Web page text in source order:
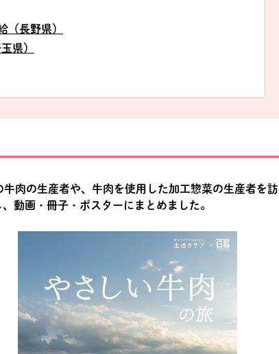
長野県）
県）
肉の生産者や、牛肉を使用した加工惣菜の生産者を訪
動画・冊子・ポスターにまとめました。